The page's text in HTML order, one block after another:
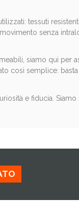
tessuti
senza
siamo qui per
così semplice:
e fiducia.